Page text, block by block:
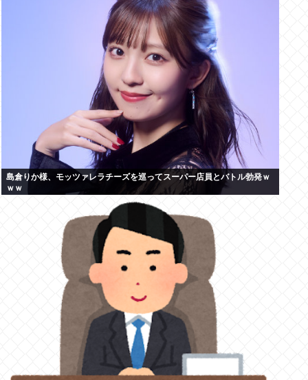
島倉りか様、モッツァレラチーズを巡ってスーパー店員とバトル勃発ｗ
ｗｗ